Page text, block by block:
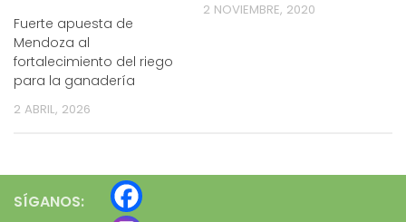
Fuerte apuesta de
Mendoza al
fortalecimiento del riego
para la ganadería
2 ABRIL, 2026
2 NOVIEMBRE, 2020
SÍGANOS: